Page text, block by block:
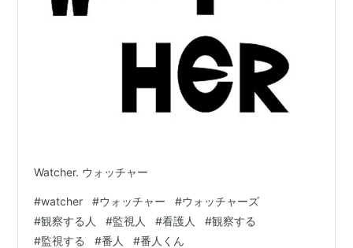
Watcher. ウォッチャー
#watcher #ウォッチャー #ウォッチャーズ
#観察する人 #監視人 #看護人 #観察する
#監視する #番人 #番人くん